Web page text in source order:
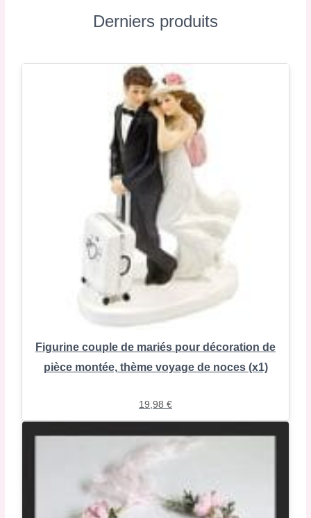
Derniers produits
Figurine couple de mariés pour décoration de
pièce montée, thème voyage de noces (x1)
19,98 €